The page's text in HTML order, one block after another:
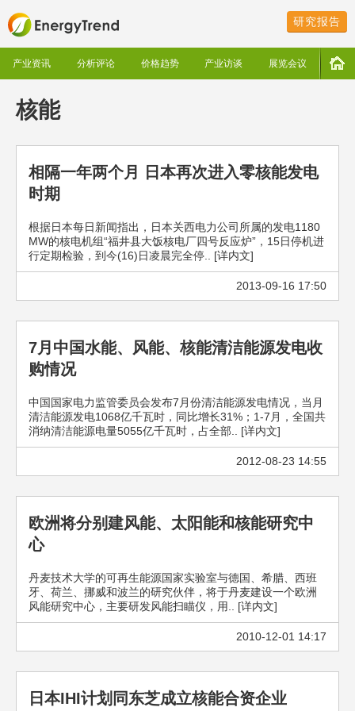
研究报告
产业资讯 分析评论 价格趋势 产业访谈 展览会议
核能
相隔一年两个月 日本再次进入零核能发电
时期
根据日本每日新闻指出，日本关西电力公司所属的发电1180
MW的核电机组“福井县大饭核电厂四号反应炉”，15日停机进
行定期检验，到今(16)日凌晨完全停.. [详内文]
2013-09-16 17:50
7月中国水能、风能、核能清洁能源发电收
购情况
中国国家电力监管委员会发布7月份清洁能源发电情况，当月
清洁能源发电1068亿千瓦时，同比增长31%；1-7月，全国共
消纳清洁能源电量5055亿千瓦时，占全部.. [详内文]
2012-08-23 14:55
欧洲将分别建风能、太阳能和核能研究中
心
丹麦技术大学的可再生能源国家实验室与德国、希腊、西班
牙、荷兰、挪威和波兰的研究伙伴，将于丹麦建设一个欧洲
风能研究中心，主要研发风能扫瞄仪，用.. [详内文]
2010-12-01 14:17
日本IHI计划同东芝成立核能合资企业